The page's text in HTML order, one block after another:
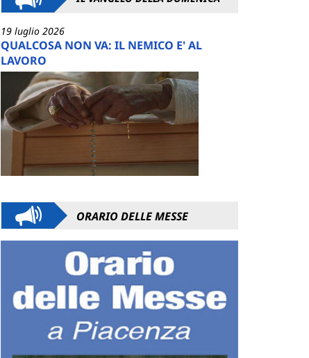
19 luglio 2026
QUALCOSA NON VA: IL NEMICO E' AL
LAVORO
ORARIO DELLE MESSE